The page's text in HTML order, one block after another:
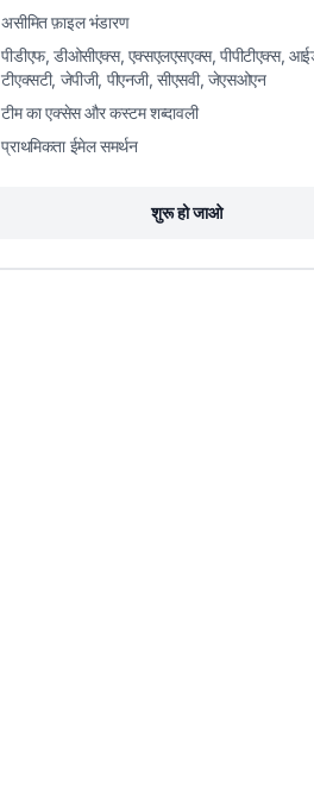
असीमित फ़ाइल भंडारण
पीडीएफ, डीओसीएक्स, एक्सएलएसएक्स, पीपीटीएक्स,
टीएक्सटी, जेपीजी, पीएनजी, सीएसवी, जेएसओएन
टीम का एक्सेस और कस्टम शब्दावली
प्राथमिकता ईमेल समर्थन
शुरू हो जाओ